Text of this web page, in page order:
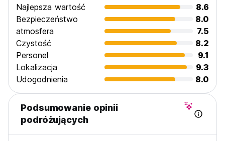
Najlepsza wartość
8.6
Bezpieczeństwo
8.0
atmosfera
7.5
Czystość
8.2
Personel
9.1
Lokalizacja
9.3
Udogodnienia
8.0
Podsumowanie opinii
podróżujących